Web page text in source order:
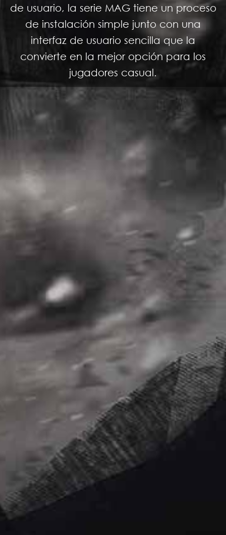
de usuario, la serie MAG tiene un proceso
de instalación simple junto con una
interfaz de usuario sencilla que la
convierte en la mejor opción para los
jugadores casual.